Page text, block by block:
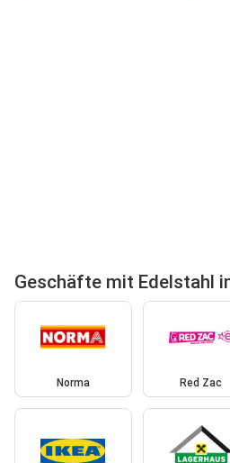
Geschäfte mit Edelstahl
Norma Red Zac